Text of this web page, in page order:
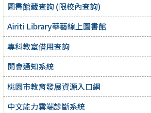
圖書館藏查詢 (限校內查詢)
Airiti Library華藝線上圖書館
專科教室借用查詢
開會通知系統
桃園市教育發展資源入口網
中文能力雲端診斷系統